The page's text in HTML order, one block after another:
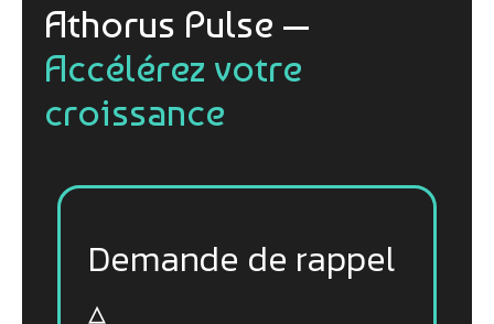
Athorus Pulse —
Accélérez votre
croissance
Demande de rappel
▵